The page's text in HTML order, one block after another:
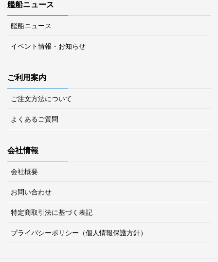
艦船ニュース
艦船ニュース
イベント情報・お知らせ
ご利用案内
ご注文方法について
よくあるご質問
会社情報
会社概要
お問い合わせ
特定商取引法に基づく表記
プライバシーポリシー（個人情報保護方針）